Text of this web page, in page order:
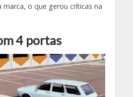
o que gerou críticas na
4 portas